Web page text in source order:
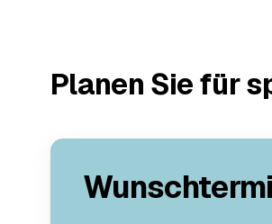
Planen Sie für